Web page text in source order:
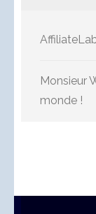
Monsieur
monde !